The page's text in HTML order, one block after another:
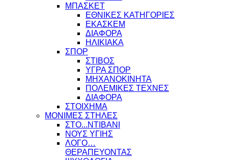
ΜΠΑΣΚΕΤ
ΕΘΝΙΚΕΣ ΚΑΤΗΓΟΡΙΕΣ
ΕΚΑΣΚΕΜ
ΔΙΑΦΟΡΑ
ΗΛΙΚΙΑΚΑ
ΣΠΟΡ
ΣΤΙΒΟΣ
ΥΓΡΑ ΣΠΟΡ
ΜΗΧΑΝΟΚΙΝΗΤΑ
ΠΟΛΕΜΙΚΕΣ ΤΕΧΝΕΣ
ΔΙΑΦΟΡΑ
ΣΤΟΙΧΗΜΑ
ΜΟΝΙΜΕΣ ΣΤΗΛΕΣ
ΣΤΟ...ΝΤΙΒΑΝΙ
ΝΟΥΣ ΥΓΙΗΣ
ΛΟΓΟ…
ΘΕΡΑΠΕΥΟΝΤΑΣ